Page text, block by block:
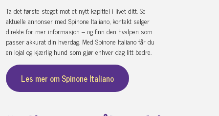
Ta det første steget mot et nytt kapittel i livet ditt. Se
aktuelle annonser med Spinone Italiano, kontakt selger
direkte for mer informasjon – og finn den hvalpen som
passer akkurat din hverdag. Med Spinone Italiano får du
en lojal og kjærlig hund som gjør enhver dag litt bedre.
Les mer om Spinone Italiano